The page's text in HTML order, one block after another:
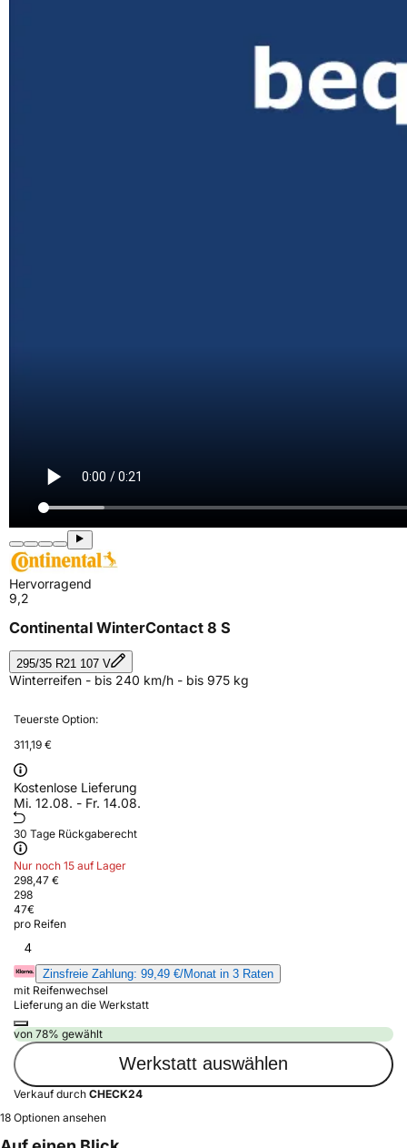
Hervorragend
9,2
Continental WinterContact 8 S
295/35 R21 107 V
Winterreifen - bis 240 km/h - bis 975 kg
Teuerste Option:
311,19 €
Kostenlose Lieferung
Mi. 12.08. - Fr. 14.08.
30 Tage Rückgaberecht
Nur noch 15 auf Lager
298,47 €
298
47€
pro Reifen
4
Zinsfreie Zahlung: 99,49 €/Monat in 3 Raten
mit Reifenwechsel
Lieferung an die Werkstatt
von 78% gewählt
Werkstatt auswählen
Verkauf durch CHECK24
18 Optionen ansehen